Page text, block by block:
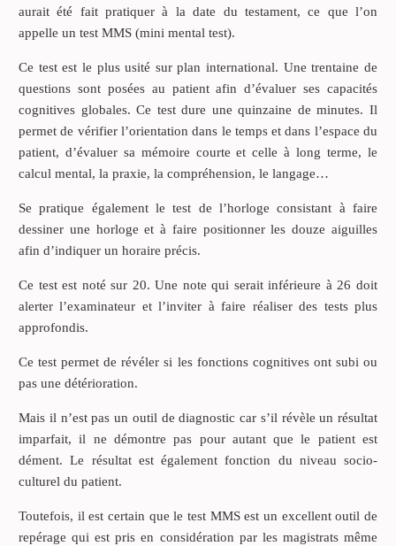
aurait été fait pratiquer à la date du testament, ce que l’on
appelle un test MMS (mini mental test).
Ce test est le plus usité sur plan international. Une trentaine de
questions sont posées au patient afin d’évaluer ses capacités
cognitives globales. Ce test dure une quinzaine de minutes. Il
permet de vérifier l’orientation dans le temps et dans l’espace du
patient, d’évaluer sa mémoire courte et celle à long terme, le
calcul mental, la praxie, la compréhension, le langage…
Se pratique également le test de l’horloge consistant à faire
dessiner une horloge et à faire positionner les douze aiguilles
afin d’indiquer un horaire précis.
Ce test est noté sur 20. Une note qui serait inférieure à 26 doit
alerter l’examinateur et l’inviter à faire réaliser des tests plus
approfondis.
Ce test permet de révéler si les fonctions cognitives ont subi ou
pas une détérioration.
Mais il n’est pas un outil de diagnostic car s’il révèle un résultat
imparfait, il ne démontre pas pour autant que le patient est
dément. Le résultat est également fonction du niveau socio-
culturel du patient.
Toutefois, il est certain que le test MMS est un excellent outil de
repérage qui est pris en considération par les magistrats même